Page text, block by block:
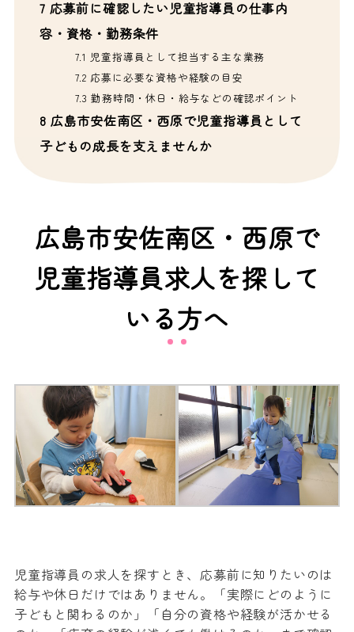
7 応募前に確認したい児童指導員の仕事内
容・資格・勤務条件
7.1 児童指導員として担当する主な業務
7.2 応募に必要な資格や経験の目安
7.3 勤務時間・休日・給与などの確認ポイント
8 広島市安佐南区・西原で児童指導員として
子どもの成長を支えませんか
広島市安佐南区・西原で
児童指導員求人を探して
いる方へ
児童指導員の求人を探すとき、応募前に知りたいのは
給与や休日だけではありません。「実際にどのように
子どもと関わるのか」「自分の資格や経験が活かせる